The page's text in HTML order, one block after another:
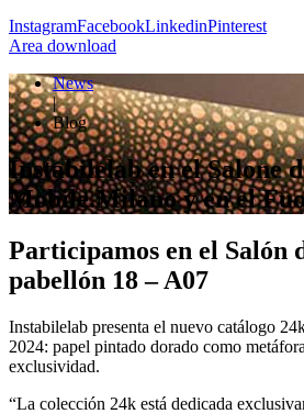
InstagramFacebookLinkedinPinterest
Area download
News
|
Blog
Instabilelab en el Salone
Mobile.Milano y en el
Participamos en el Salón
pabellón 18 – A07
Instabilelab presenta el nuevo catálogo
2024: papel pintado dorado como
exclusividad.
“La colección 24k está dedicada